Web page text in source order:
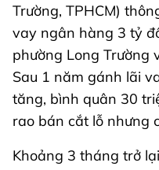
Trường, TPHCM)
vay ngân hàng 3 tỷ
phường Long Trường
Sau 1 năm gánh lãi
tăng, bình quân 30
rao bán cắt lỗ nhưng
Khoảng 3 tháng trở